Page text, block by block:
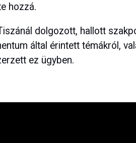
hozzá.
dolgozott, hallott
által érintett témákról,
ez ügyben.